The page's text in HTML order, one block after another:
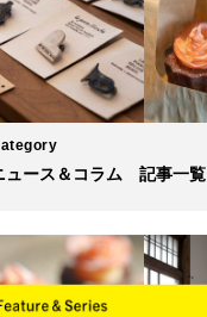
ュース＆コラム 記事一覧